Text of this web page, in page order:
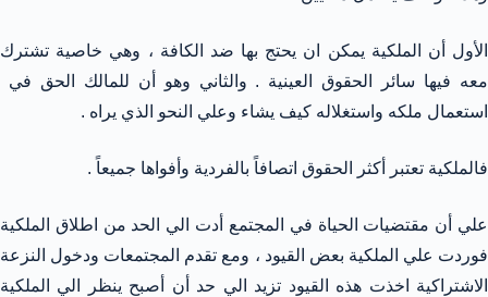
الأول أن الملكية يمكن ان يحتج بها ضد الكافة ، وهي خاصية تشترك
معه فيها سائر الحقوق العينية . والثاني وهو أن للمالك الحق في
استعمال ملكه واستغلاله كيف يشاء وعلي النحو الذي يراه .
فالملكية تعتبر أكثر الحقوق اتصافاً بالفردية وأفواها جميعاً .
علي أن مقتضيات الحياة في المجتمع أدت الي الحد من اطلاق الملكية
فوردت علي الملكية بعض القيود ، ومع تقدم المجتمعات ودخول النزعة
الاشتراكية اخذت هذه القيود تزيد الي حد أن أصبح ينظر الي الملكية